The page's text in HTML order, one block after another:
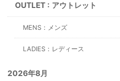
OUTLET : アウトレット
MENS：メンズ
LADIES：レディース
2026年8月